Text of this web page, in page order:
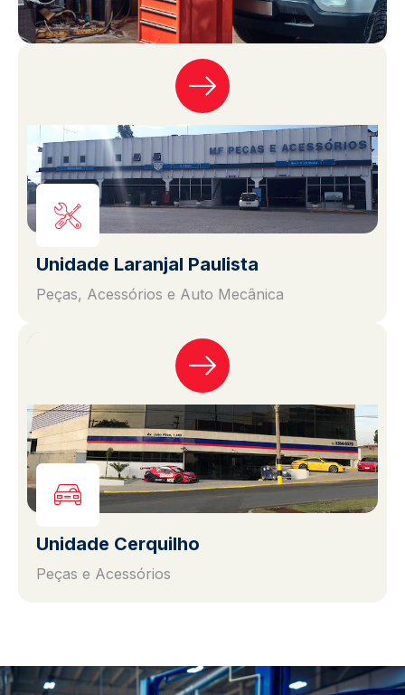
Unidade Laranjal Paulista
Peças, Acessórios e Auto Mecânica
Unidade Cerquilho
Peças e Acessórios